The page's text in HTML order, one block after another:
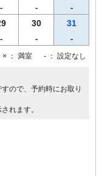
- - -
-
30
-
31
-
× ： 満室 - ： 設定なし
ので、予約時にお取り
れます。